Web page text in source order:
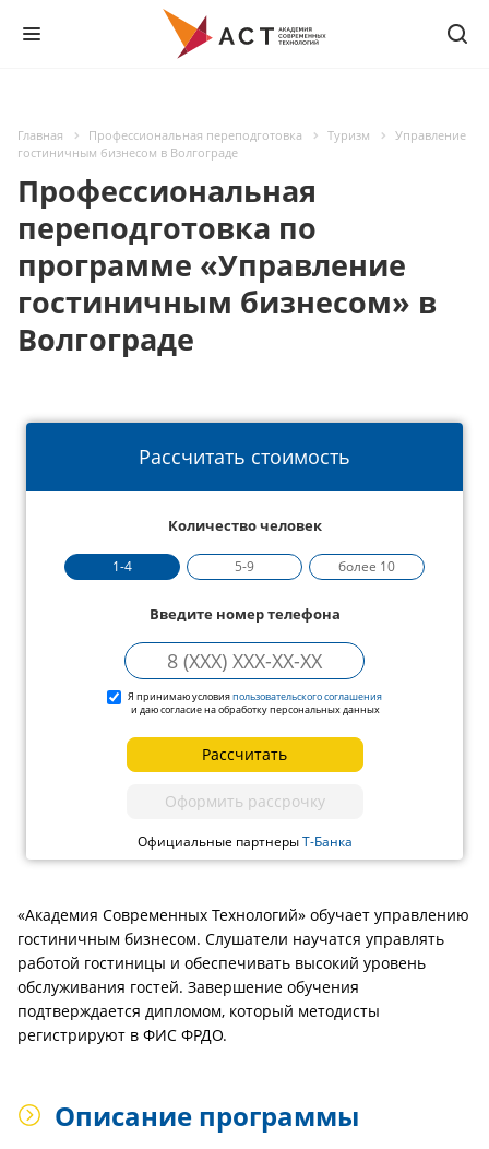
Главная Профессиональная переподготовка Туризм
Управление
гостиничным бизнесом в Волгограде
Профессиональная
переподготовка по
программе «Управление
гостиничным бизнесом» в
Волгограде
Рассчитать стоимость
Количество человек
1-4 5-9 более 10
Введите номер телефона
Я принимаю условияпользовательского соглашения
и даю согласие на обработку персональных данных
Рассчитать
Оформить рассрочку
Официальные партнерыТ-Банка
«Академия Современных Технологий» обучает управлению
гостиничным бизнесом. Слушатели научатся управлять
работой гостиницы и обеспечивать высокий уровень
обслуживания гостей. Завершение обучения
подтверждается дипломом, который методисты
регистрируют в ФИС ФРДО.
Описание программы